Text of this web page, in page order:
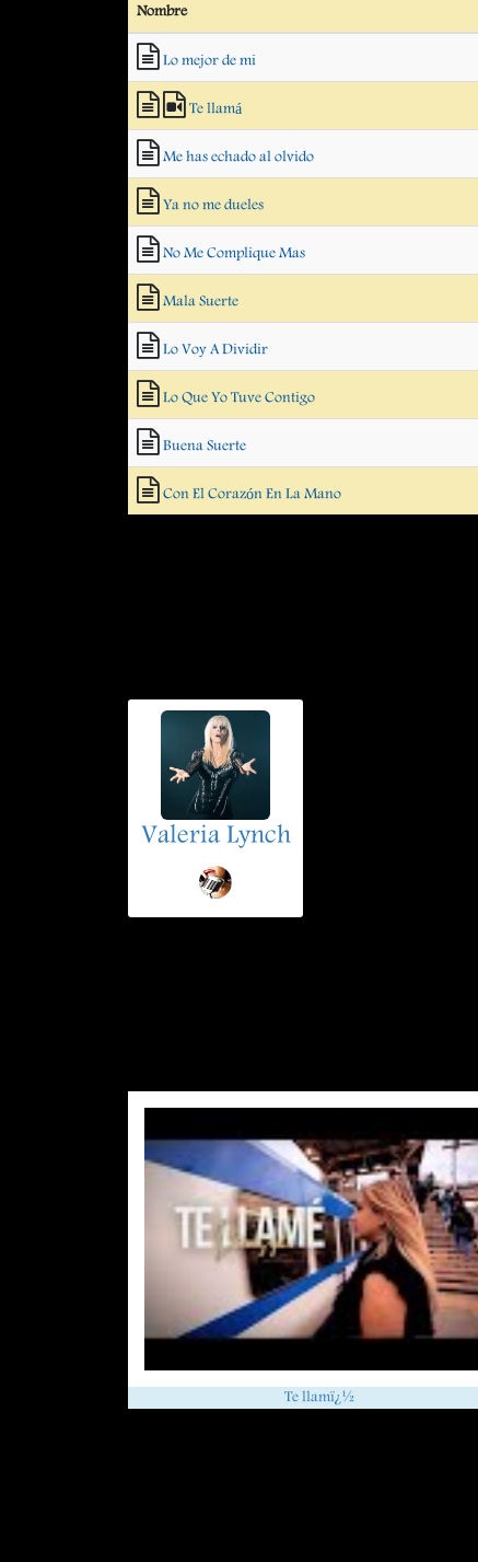
Nombre
Lo mejor de mi
Te llamá
Me has echado al olvido
Ya no me dueles
No Me Complique Mas
Mala Suerte
Lo Voy A Dividir
Lo Que Yo Tuve Contigo
Buena Suerte
Con El Corazón En La Mano
Valeria Lynch
Te llamï¿½